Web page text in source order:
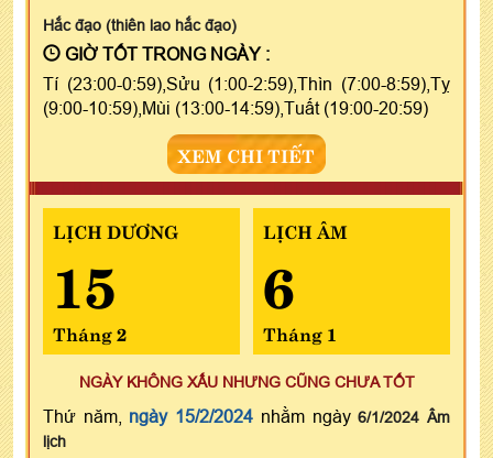
Hắc đạo (thiên lao hắc đạo)
GIỜ TỐT TRONG NGÀY :
Tí (23:00-0:59),Sửu (1:00-2:59),Thìn (7:00-8:59),Tỵ
(9:00-10:59),Mùi (13:00-14:59),Tuất (19:00-20:59)
XEM CHI TIẾT
LỊCH DƯƠNG
15
Tháng 2
LỊCH ÂM
6
Tháng 1
NGÀY KHÔNG XẤU NHƯNG CŨNG CHƯA TỐT
Thứ năm, ngày 15/2/2024 nhằm ngày6/1/2024 Âm
lịch